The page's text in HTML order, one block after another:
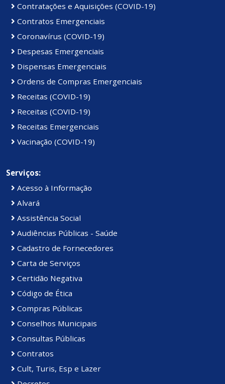
Contratações e Aquisições (COVID-19)
Contratos Emergenciais
Coronavírus (COVID-19)
Despesas Emergenciais
Dispensas Emergenciais
Ordens de Compras Emergenciais
Receitas (COVID-19)
Receitas (COVID-19)
Receitas Emergenciais
Vacinação (COVID-19)
Serviços:
Acesso à Informação
Alvará
Assistência Social
Audiências Públicas - Saúde
Cadastro de Fornecedores
Carta de Serviços
Certidão Negativa
Código de Ética
Compras Públicas
Conselhos Municipais
Consultas Públicas
Contratos
Cult, Turis, Esp e Lazer